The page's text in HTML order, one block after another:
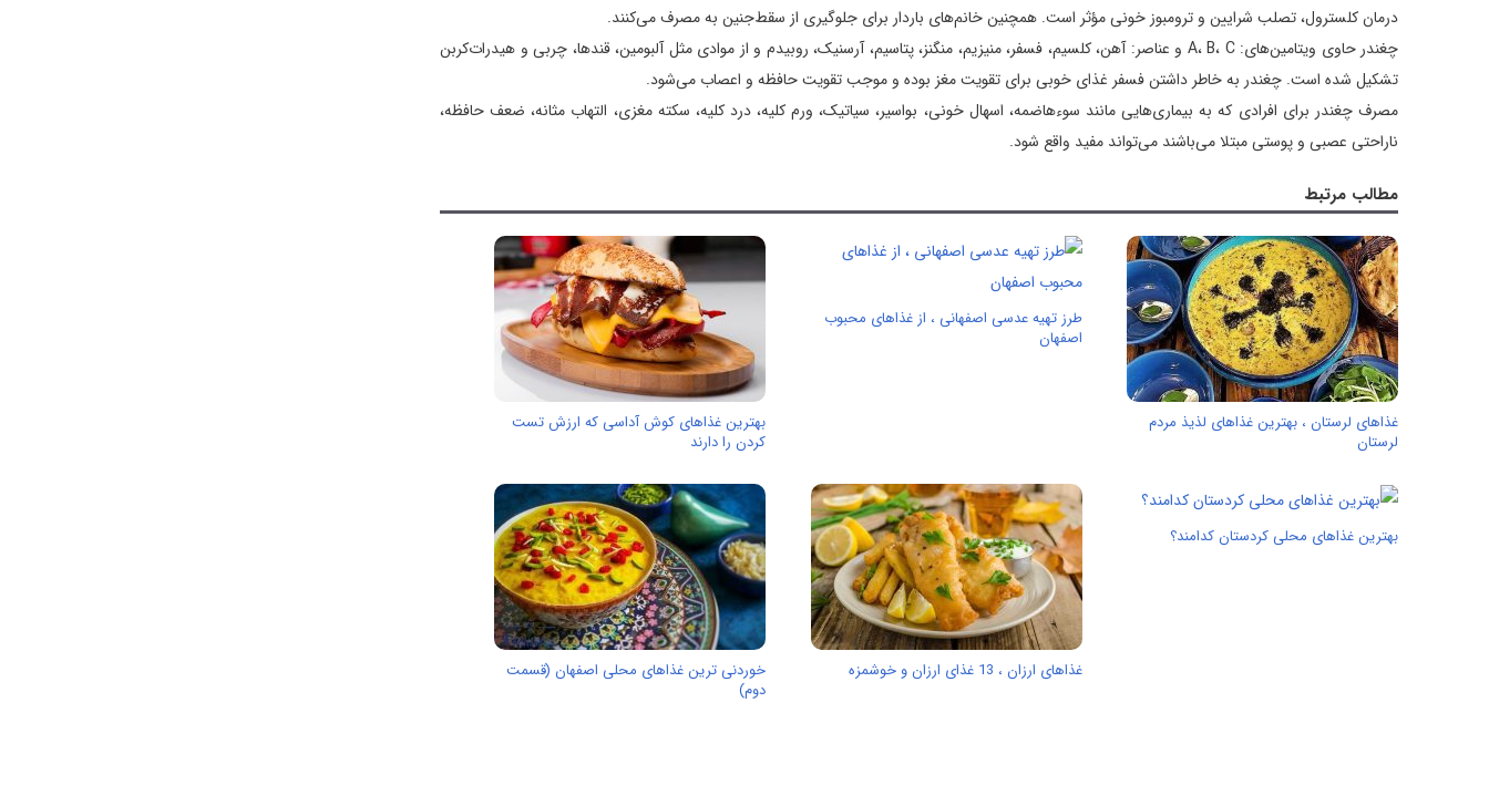
درمان کلسترول، تصلب شرایین و ترومبوز خونی مؤثر است. همچنین خانم‌های باردار برای جلوگیری از سقط‌جنین به مصرف می‌کنند.
چغندر حاوی ویتامین‌های: A، B، C و عناصر: آهن، کلسیم، فسفر، منیزیم، منگنز، پتاسیم، آرسنیک، روبیدم و از موادی مثل آلبومین، قندها، چربی و هیدرات‌کربن
تشکیل شده است. چغندر به خاطر داشتن فسفر غذای خوبی برای تقویت مغز بوده و موجب تقویت حافظه و اعصاب می‌شود.
مصرف چغندر برای افرادی که به بیماری‌هایی مانند سوءهاضمه، اسهال خونی، بواسیر، سیاتیک، ورم کلیه، درد کلیه، سکته مغزی، التهاب مثانه، ضعف حافظه،
ناراحتی عصبی و پوستی مبتلا می‌باشند می‌تواند مفید واقع شود.
مطالب مرتبط
غذاهای لرستان ، بهترین غذا‌های لذیذ مردم
لرستان
طرز تهیه عدسی اصفهانی ، از غذاهای محبوب
اصفهان
بهترین غذاهای کوش آداسی که ارزش تست
کردن را دارند
بهترین غذاهای محلی کردستان کدامند؟
غذاهای ارزان ، 13 غذای ارزان و خوشمزه
خوردنی ترین غذاهای محلی اصفهان (قسمت
دوم)